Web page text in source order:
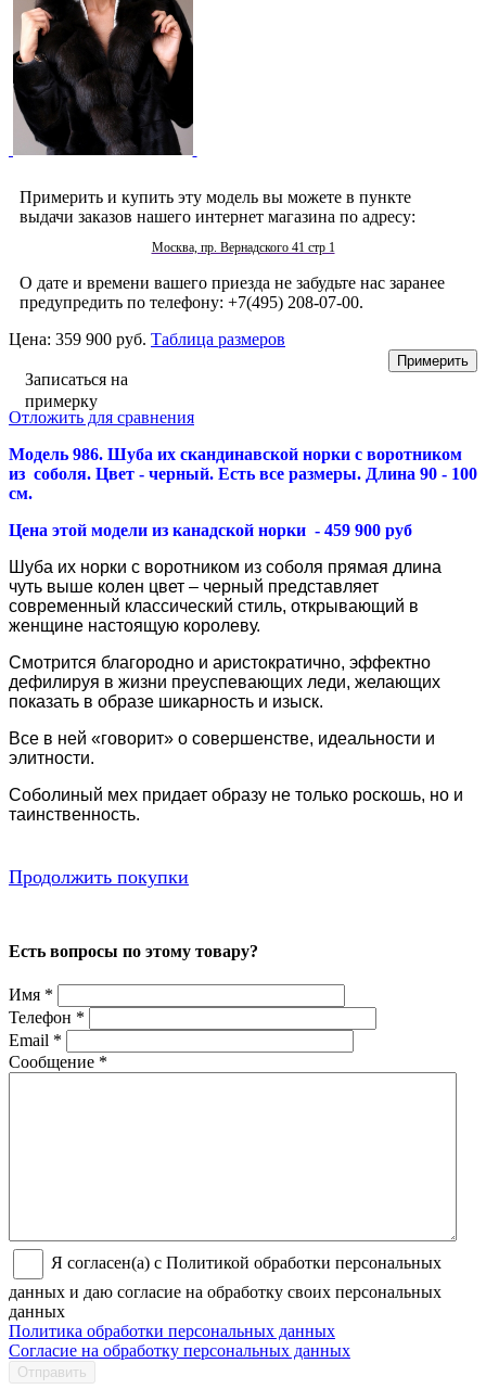
Примерить и купить эту модель вы можете в пункте
выдачи заказов нашего интернет магазина по адресу:
Москва, пр. Вернадского 41 стр 1
О дате и времени вашего приезда не забудьте нас заранее
предупредить по телефону: +7(495) 208-07-00.
Цена: 359 900 руб. Таблица размеров
Записаться на
примерку
Отложить для сравнения
Модель 986. Шуба их скандинавской норки с воротником
из соболя. Цвет - черный. Есть все размеры. Длина 90 - 100
см.
Цена этой модели из канадской норки - 459 900 руб
Шуба их норки с воротником из соболя прямая длина
чуть выше колен цвет – черный представляет
современный классический стиль, открывающий в
женщине настоящую королеву.
Смотрится благородно и аристократично, эффектно
дефилируя в жизни преуспевающих леди, желающих
показать в образе шикарность и изыск.
Все в ней «говорит» о совершенстве, идеальности и
элитности.
Соболиный мех придает образу не только роскошь, но и
таинственность.
Продолжить покупки
Есть вопросы по этому товару?
Имя *
Телефон *
Email *
Сообщение *
Я согласен(а) с Политикой обработки персональных
данных и даю согласие на обработку своих персональных
данных
Политика обработки персональных данных
Согласие на обработку персональных данных
Отправить